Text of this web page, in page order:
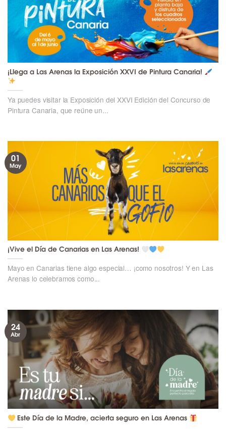
¡Llega a Las Arenas la Exposición XXVI de Pintura Canaria!
Ya puedes visitar la Exposición del XXVI Edición del Concurso de
Pintura Canaria, que reúne un...
¡Vive el Día de Canarias en Las Arenas!
Mayo en Canarias tiene algo especial… ¡como nosotros! Y en Las
Arenas lo celebramos como...
01
May
Este Día de la Madre, acierta seguro en Las Arenas
24
Abr